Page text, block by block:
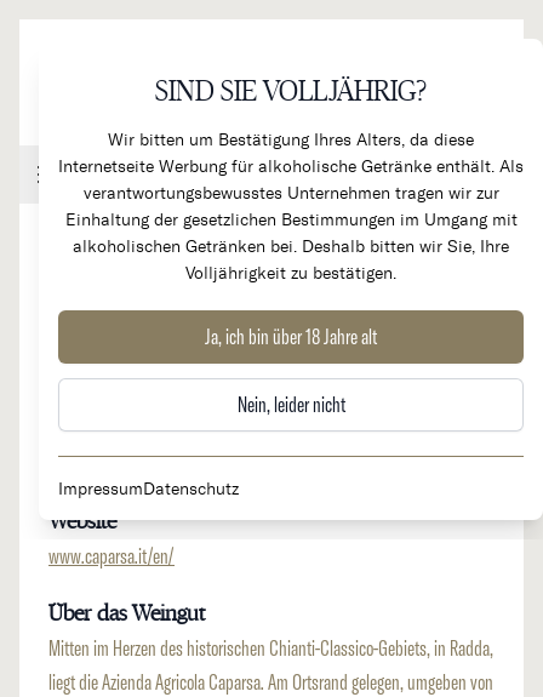
SIND SIE VOLLJÄHRIG?
Wir bitten um Bestätigung Ihres Alters, da diese
Internetseite Werbung für alkoholische Getränke enthält. Als
verantwortungsbewusstes Unternehmen tragen wir zur
Einhaltung der gesetzlichen Bestimmungen im Umgang mit
alkoholischen Getränken bei. Deshalb bitten wir Sie, Ihre
Volljährigkeit zu bestätigen.
Ja, ich bin über 18 Jahre alt
Nein, leider nicht
ImpressumDatenschutz
Handel & Gastronomie Kundenkonto Warenkorb
Herkunftsland
Italien
Region
Toskana, Chianti
Website
www.caparsa.it/en/
Über das Weingut
Mitten im Herzen des historischen Chianti-Classico-Gebiets, in Radda,
liegt die Azienda Agricola Caparsa. Am Ortsrand gelegen, umgeben von